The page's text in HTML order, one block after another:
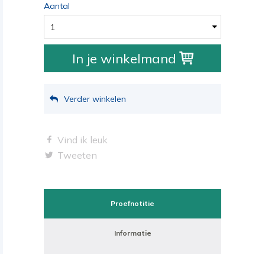
Aantal
1
In je winkelmand
Verder winkelen
Vind ik leuk
Tweeten
Proefnotitie
Informatie